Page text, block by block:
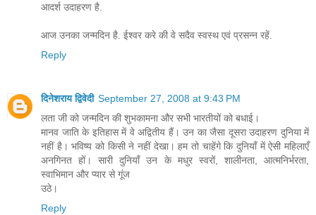
आदर्श उदाहरण है.
आज उनका जन्मदिन है. ईश्वर करे की वे सदैव स्वस्थ एवं प्रसन्न रहें.
Reply
दिनेशराय द्विवेदी September 27, 2008 at 9:43 PM
लता जी को जन्मदिन की शुभकामना और सभी भारतीयों को बधाई।
मानव जाति के इतिहास में वे अद्वितीय हैं। उन का जैसा दूसरा उदाहरण दुनिया में
नहीं है। भविष्य को किसी ने नहीं देखा। हम तो चाहेंगे कि दुनियाँ में ऐसी महिलाएँ
अनगिनत हों। सारी दुनियाँ उन के मधुर स्वरों, शालीनता, आत्मनिर्भरता,
स्वाभिमान और प्यार से गूंज
उठे।
Reply